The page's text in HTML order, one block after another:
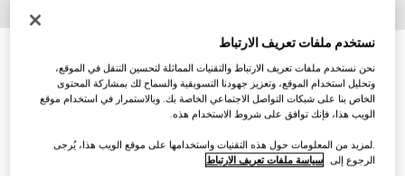
قلادة مع حبات لؤلؤ متحركة
نستخدم ملفات تعريف الارتباط
نحن نستخدم ملفات تعريف الارتباط والتقنيات المماثلة لتحسين التنقل في الموقع،
وتحليل استخدام الموقع، وتعزيز جهودنا التسويقية والسماح لك بمشاركة المحتوى
الخاص بنا على شبكات التواصل الاجتماعي الخاصة بك. وبالاستمرار في استخدام موقع
الويب هذا، فإنك توافق على شروط الاستخدام هذه.
.لمزيد من المعلومات حول هذه التقنيات واستخدامها على موقع الويب هذا، يُرجى
الرجوع إلى سياسة ملفات تعريف الارتباط